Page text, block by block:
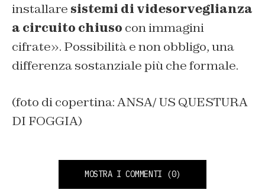
installare sistemi di videsorveglianza
a circuito chiuso con immagini
cifrate». Possibilità e non obbligo, una
differenza sostanziale più che formale.
(foto di copertina: ANSA/ US QUESTURA
DI FOGGIA)
MOSTRA I COMMENTI (0)